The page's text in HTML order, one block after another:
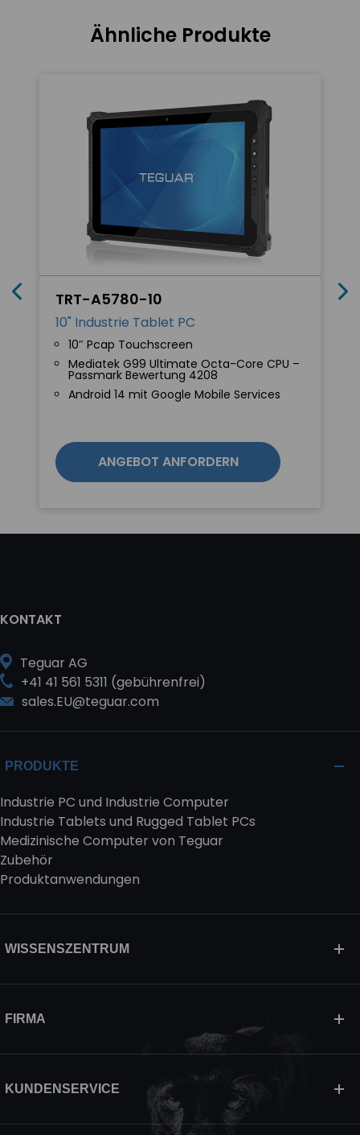
Ähnliche Produkte
TRT-A5780-10
10" Industrie Tablet PC
10″ Pcap Touchscreen
Mediatek G99 Ultimate Octa-Core CPU –
Passmark Bewertung 4208
Android 14 mit Google Mobile Services
ANGEBOT ANFORDERN
KONTAKT
Teguar AG
+41 41 561 5311 (gebührenfrei)
sales.EU@teguar.com
PRODUKTE
Industrie PC und Industrie Computer
Industrie Tablets und Rugged Tablet PCs
Medizinische Computer von Teguar
Zubehör
Produktanwendungen
WISSENSZENTRUM
FIRMA
KUNDENSERVICE